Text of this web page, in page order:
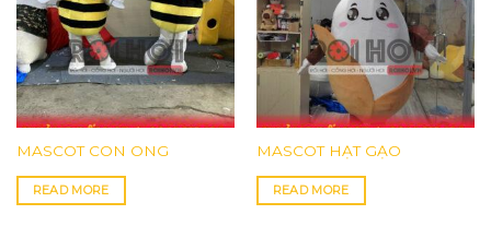
MASCOT CON ONG
READ MORE
MASCOT HẠT GẠO
READ MORE